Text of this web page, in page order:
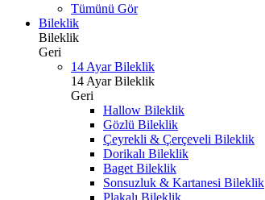
Tümünü Gör
Bileklik
Bileklik
Geri
14 Ayar Bileklik
14 Ayar Bileklik
Geri
Hallow Bileklik
Gözlü Bileklik
Çeyrekli & Çerçeveli Bileklik
Dorikalı Bileklik
Baget Bileklik
Sonsuzluk & Kartanesi Bileklik
Plakalı Bileklik